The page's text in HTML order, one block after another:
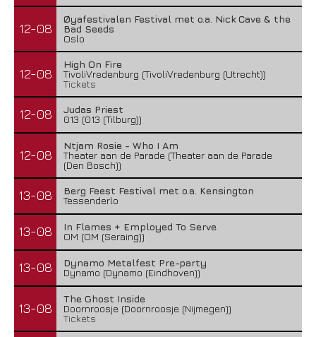
12-08
Øyafestivalen Festival met o.a. Nick Cave & the
Bad Seeds
Oslo
12-08
High On Fire
TivoliVredenburg (TivoliVredenburg (Utrecht))
Tickets
12-08
Judas Priest
013 (013 (Tilburg))
12-08
Ntjam Rosie - Who I Am
Theater aan de Parade (Theater aan de Parade
(Den Bosch))
13-08
Berg Feest Festival met o.a. Kensington
Tessenderlo
13-08
In Flames + Employed To Serve
OM (OM (Seraing))
13-08
Dynamo Metalfest Pre-party
Dynamo (Dynamo (Eindhoven))
13-08
The Ghost Inside
Doornroosje (Doornroosje (Nijmegen))
Tickets